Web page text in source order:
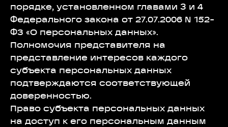
порядке, установленном главами 3 и 4
Федерального закона от 27.07.2006 N 152-
ФЗ «О персональных данных».
Полномочия представителя на
представление интересов каждого
субъекта персональных данных
подтверждаются соответствующей
доверенностью.
Право субъекта персональных данных
на доступ к его персональным данным